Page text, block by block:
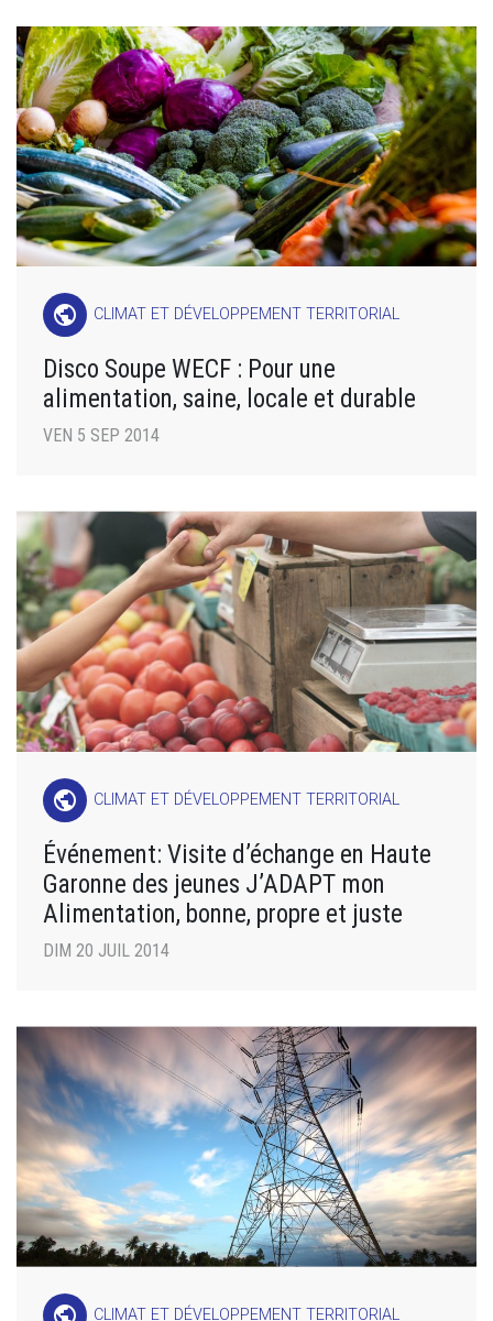
public CLIMAT ET DÉVELOPPEMENT TERRITORIAL
Disco Soupe WECF : Pour une
alimentation, saine, locale et durable
VEN 5 SEP 2014
public CLIMAT ET DÉVELOPPEMENT TERRITORIAL
Événement: Visite d’échange en Haute
Garonne des jeunes J’ADAPT mon
Alimentation, bonne, propre et juste
DIM 20 JUIL 2014
public CLIMAT ET DÉVELOPPEMENT TERRITORIAL